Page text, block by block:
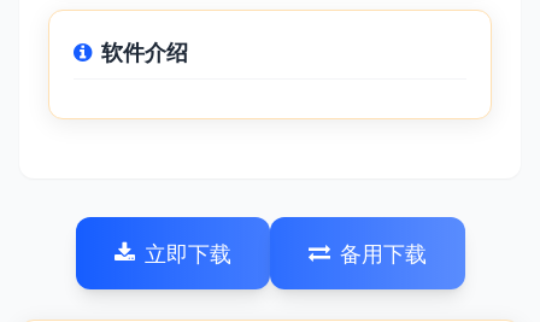
软件介绍
立即下载 备用下载